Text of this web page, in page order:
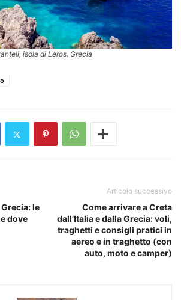
isola di Leros, Grecia
le
dove
Articolo successivo
Come arrivare a Creta
dall’Italia e dalla Grecia: voli,
traghetti e consigli pratici in
aereo e in traghetto (con
auto, moto e camper)